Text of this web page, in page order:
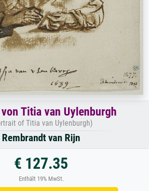
Titia van Uylenburgh
of Titia van Uylenburgh)
Rembrandt van Rijn
€ 127.35
Enthält 19% MwSt.